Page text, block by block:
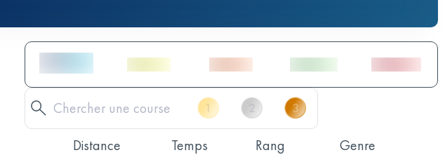
Distance Temps Rang Genre